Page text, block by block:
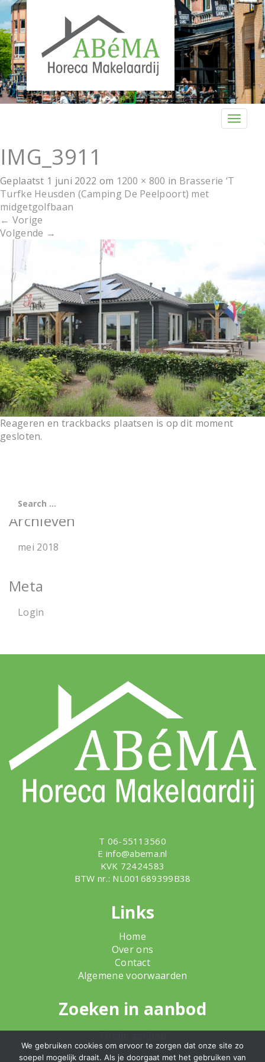
T
o
n
IMG_3911
Geplaatst 1 juni 2022 om 1200 × 800 in Brasserie ‘T
Turfke Heusden (Camping De Peelpoort) met
midgetgolfbaan
← Vorige
Volgende →
Reageren en trackbacks plaatsen is op dit moment
gesloten.
Archieven
mei 2018
Meta
Login
T 06-55113560
E info@abema.nl
KVK 72424583
BTW nr.: NL001689399B38
Links
Home
Over ons
Contact
Algemene voorwaarden
Zoeken in aanbod
We gebruiken cookies om ervoor te zorgen dat onze site zo
soepel mogelijk draait. Als je doorgaat met het gebruiken van